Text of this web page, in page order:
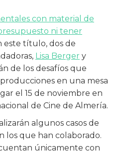
con material de
ni tener
este título, dos de
Lisa Berger y
de los desafíos que
en una mesa
el 15 de noviembre en
de Cine de Almería.
algunos casos de
los que han colaborado.
únicamente con